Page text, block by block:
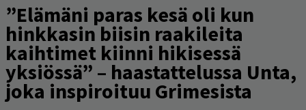
”Elämäni paras kesä oli kun
hinkkasin biisin raakileita
kaihtimet kiinni hikisessä
yksiössä” – haastattelussa Unta,
joka inspiroituu Grimesista